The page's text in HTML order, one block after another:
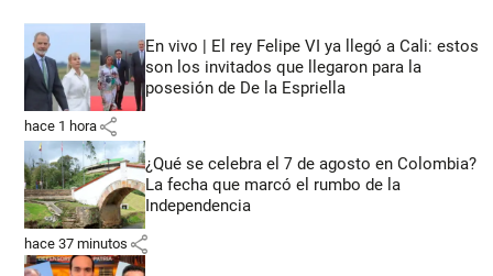
En vivo | El rey Felipe VI ya llegó a Cali: estos
son los invitados que llegaron para la
posesión de De la Espriella
hace 1 hora share
¿Qué se celebra el 7 de agosto en Colombia?
La fecha que marcó el rumbo de la
Independencia
hace 37 minutos share